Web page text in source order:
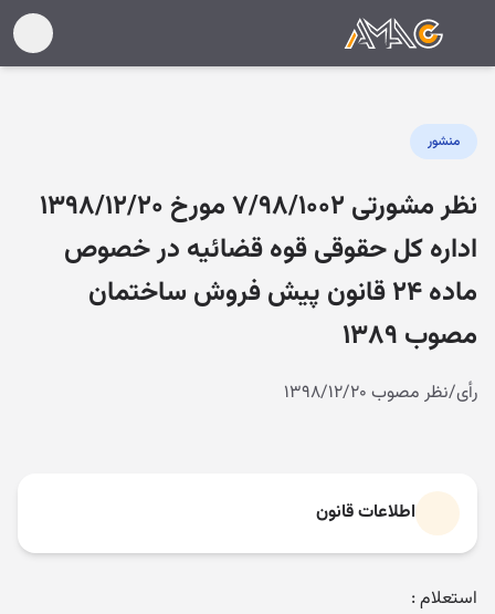
منشور
نظر مشورتی ۷/۹۸/۱۰۰۲ مورخ ۱۳۹۸/۱۲/۲۰
اداره کل حقوقی قوه قضائیه در خصوص
ماده ۲۴ قانون پیش فروش ساختمان
مصوب ۱۳۸۹
رأی/نظر مصوب ۱۳۹۸/۱۲/۲۰
اطلاعات قانون
استعلام :